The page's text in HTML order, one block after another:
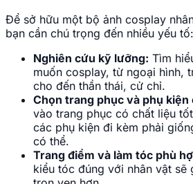
Để sở hữu một bộ ảnh cosplay
bạn cần chú trọng đến nhiều yếu tố:
Nghiên cứu kỹ lưỡng: Tìm
muốn cosplay, từ ngoại hình,
cho đến thần thái, cử chỉ.
Chọn trang phục và phụ kiện
vào trang phục có chất liệu
các phụ kiện đi kèm phải
có thể.
Trang điểm và làm tóc phù
kiểu tóc đúng với nhân vật sẽ